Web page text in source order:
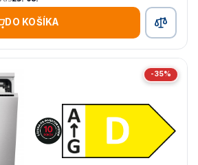
DO KOŠÍKA
-35%